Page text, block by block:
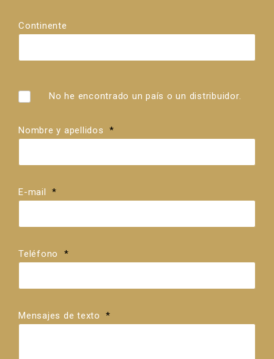
Continente
No he encontrado un país o un distribuidor.
Nombre y apellidos *
E-mail *
Teléfono *
Mensajes de texto *